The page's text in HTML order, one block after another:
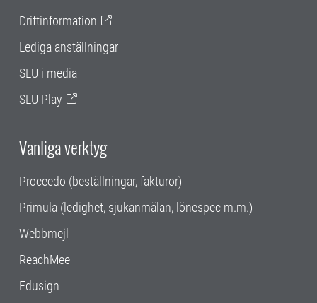
Driftinformation
Lediga anställningar
SLU i media
SLU Play
Vanliga verktyg
Proceedo (beställningar, fakturor)
Primula (ledighet, sjukanmälan, lönespec m.m.)
Webbmejl
ReachMee
Edusign